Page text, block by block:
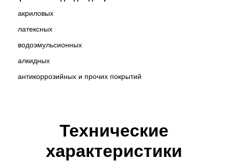
акриловыx
латексных
водоэмульсионных
алкидных
антикоррозийных и прочих покрытий
Технические
характеристики